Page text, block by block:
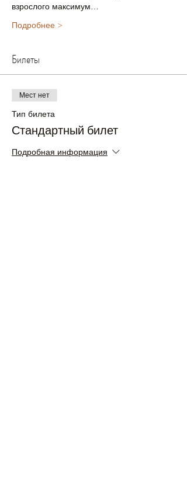
взрослого максимум…
Подробнее >
Билеты
Мест нет
Тип билета
Стандартный билет
Подробная информация